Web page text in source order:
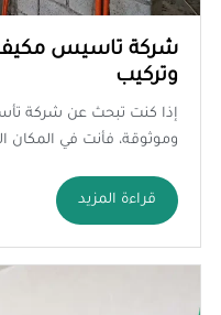
شركة تاسيس
وتركيب
إذا كنت تبحث عن شركة
وموثوقة، فأنت في
قراءة المزيد